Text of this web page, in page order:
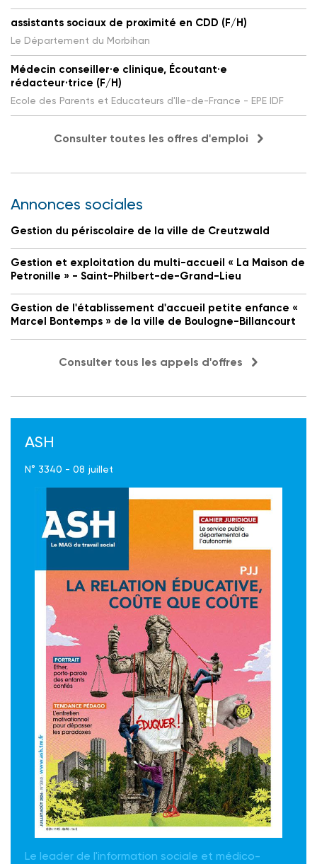
assistants sociaux de proximité en CDD (F/H)
Le Département du Morbihan
Médecin conseiller·e clinique, Écoutant·e
rédacteur·trice (F/H)
Ecole des Parents et Educateurs d'Ile-de-France - EPE IDF
Consulter toutes les offres d'emploi
Annonces sociales
Gestion du périscolaire de la ville de Creutzwald
Gestion et exploitation du multi-accueil « La Maison de
Petronille » - Saint-Philbert-de-Grand-Lieu
Gestion de l'établissement d'accueil petite enfance «
Marcel Bontemps » de la ville de Boulogne-Billancourt
Consulter tous les appels d'offres
ASH
N° 3340 - 08 juillet
Le leader de l'information sociale et médico-